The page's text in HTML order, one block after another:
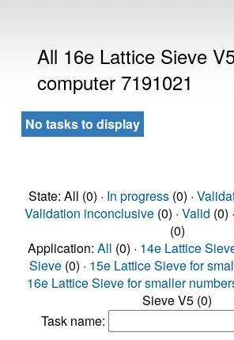
All 16e Lattice Sieve
computer 7191021
No tasks to display
State: All (0) · In progress(0) ·
Validation inconclusive(0) · Valid (0) ·
(0)
Application: All (0) · 14e Lattice
Sieve (0) · 15e Lattice Sieve for
16e Lattice Sieve for smaller
Sieve V5 (0)
Task name: